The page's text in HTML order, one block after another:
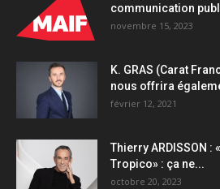
communication
novembre 15, 2023
K. GRAS (Carat
nous offrira
février 12, 2021
Thierry ARDISSON :
Tropico» : ça ne...
octobre 20, 2023